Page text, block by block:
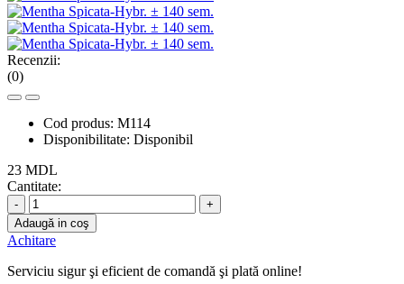
Recenzii:
(0)
Cod produs: M114
Disponibilitate: Disponibil
23 MDL
Cantitate:
-
+
Adaugă in coş
Achitare
Serviciu sigur şi eficient de comandă şi plată online!